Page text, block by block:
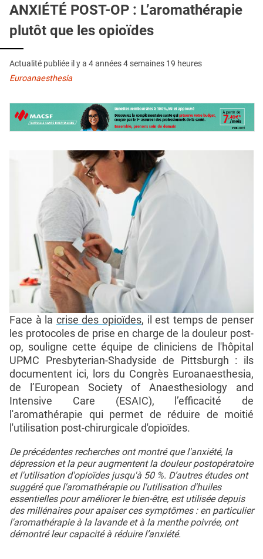
QUI SOMMES-NOUS ?
PUBLICITÉ
CONDITIONS GÉNÉRALES
CONTACT
ANXIÉTÉ POST-OP : L’aromathérapie
plutôt que les opioïdes
Actualité publiée il y a 4 années 4 semaines 19 heures
Euroanaesthesia
Face à la crise des opioïdes, il est temps de penser
les protocoles de prise en charge de la douleur post-
op, souligne cette équipe de cliniciens de l'hôpital
UPMC Presbyterian-Shadyside de Pittsburgh : ils
documentent ici, lors du Congrès Euroanaesthesia,
de l’European Society of Anaesthesiology and
Intensive Care (ESAIC), l’efficacité de
l'aromathérapie qui permet de réduire de moitié
l'utilisation post-chirurgicale d'opioïdes.
De précédentes recherches ont montré que l'anxiété, la
dépression et la peur augmentent la douleur postopératoire
et l'utilisation d'opioïdes jusqu'à 50 %. D’autres études ont
suggéré que l'aromathérapie ou l'utilisation d'huiles
essentielles pour améliorer le bien-être, est utilisée depuis
des millénaires pour apaiser ces symptômes : en particulier
l'aromathérapie à la lavande et à la menthe poivrée, ont
démontré leur capacité à réduire l’anxiété.